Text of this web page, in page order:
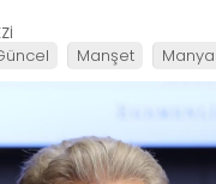
Manşet